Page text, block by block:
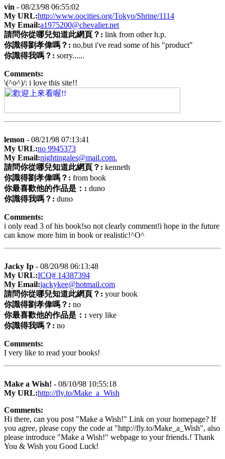
vin - 08/23/98 06:55:02
My URL:http://www.oocities.org/Tokyo/Shrine/1114
My Email:a1975200@chevalier.net
請問你從哪兒知道此網頁？: link from other h.p.
你識得劉孝偉嗎？: no,but i've read some of his "product"
你識得我嗎？: sorry......
Comments:
\(^o^)/: i love this site!!
lemon - 08/21/98 07:13:41
My URL:no 9945373
My Email:nightingales@mail.com.
請問你從哪兒知道此網頁？: kenneth
你識得劉孝偉嗎？: from book
你最喜歡他的作品是：: duno
你識得我嗎？: duno
Comments:
i only read 3 of his book!so not clearly comment!i hope in the future
can know more him in book or realistic!^O^
Jacky Ip - 08/20/98 06:13:48
My URL:ICQ# 14387394
My Email:jackykee@hotmail.com
請問你從哪兒知道此網頁？: your book
你識得劉孝偉嗎？: no
你最喜歡他的作品是：: very like
你識得我嗎？: no
Comments:
I very like to read your books!
Make a Wish! - 08/10/98 10:55:18
My URL:http://fly.to/Make_a_Wish
Comments:
Hi there, can you post "Make a Wish!" Link on your homepage? If
you agree, please copy the code at "http://fly.to/Make_a_Wish", also
please introduce "Make a Wish!" webpage to your friends.! Thank
You & Wish you Good Luck!